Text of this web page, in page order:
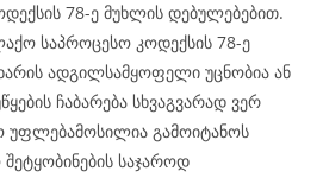
78-ე მუხლის დებულებებით.
საპროცესო კოდექსის 78-ე
ადგილსამყოფელი უცნობია ან
ჩაბარება სხვაგვარად ვერ
უფლებამოსილია გამოიტანოს
საჯაროდ